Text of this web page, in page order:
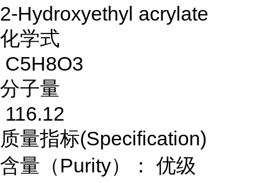
2-Hydroxyethyl acrylate
化学式
C5H8O3
分子量
116.12
质量指标(Specification)
含量（Purity）： 优级